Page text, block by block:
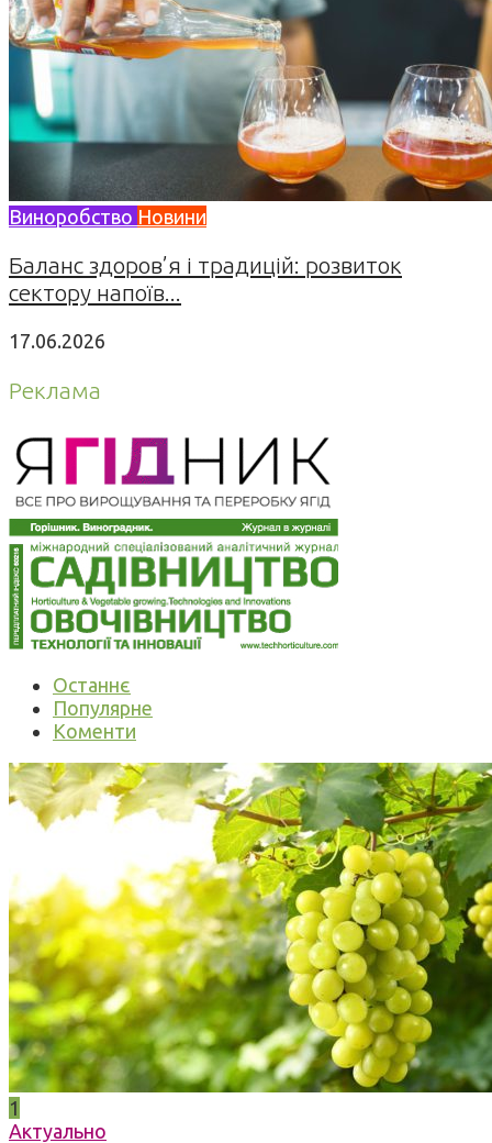
Виноробство Новини
Баланс здоров’я і традицій: розвиток
сектору напоїв...
17.06.2026
Реклама
Останнє
Популярне
Коменти
1
Актуально